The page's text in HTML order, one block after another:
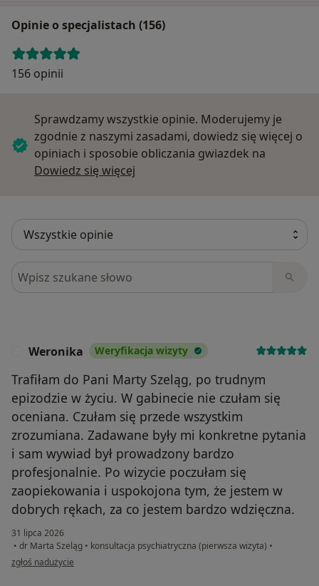
Opinie o specjalistach (156)
156 opinii
Sprawdzamy wszystkie opinie. Moderujemy je
zgodnie z naszymi zasadami, dowiedz się więcej o
opiniach i sposobie obliczania gwiazdek na
Dowiedz się więcej
Szukaj w opiniach
Weronika Weryfikacja wizyty
Trafiłam do Pani Marty Szeląg, po trudnym
epizodzie w życiu. W gabinecie nie czułam się
oceniana. Czułam się przede wszystkim
zrozumiana. Zadawane były mi konkretne pytania
i sam wywiad był prowadzony bardzo
profesjonalnie. Po wizycie poczułam się
zaopiekowania i uspokojona tym, że jestem w
dobrych rękach, za co jestem bardzo wdzięczna.
31 lipca 2026
• dr Marta Szeląg • konsultacja psychiatryczna (pierwsza wizyta) •
w opinii użytkownika Weronika
zgłoś nadużycie